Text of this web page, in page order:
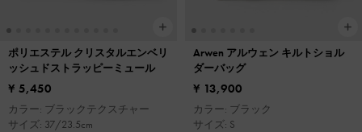
ポリエステル クリスタルエンベリ
ッシュドストラッピーミュール
¥ 5,450
カラー: ブラックテクスチャー
サイズ: 37/23.5cm
Arwen アルウェン キルトショル
ダーバッグ
¥ 13,900
カラー: ブラック
サイズ: S